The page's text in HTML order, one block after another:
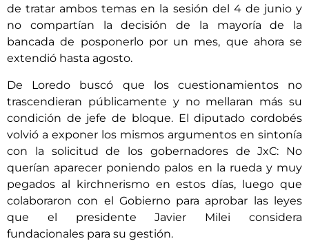
de tratar ambos temas en la sesión del 4 de junio y
no compartían la decisión de la mayoría de la
bancada de posponerlo por un mes, que ahora se
extendió hasta agosto.
De Loredo buscó que los cuestionamientos no
trascendieran públicamente y no mellaran más su
condición de jefe de bloque. El diputado cordobés
volvió a exponer los mismos argumentos en sintonía
con la solicitud de los gobernadores de JxC: No
querían aparecer poniendo palos en la rueda y muy
pegados al kirchnerismo en estos días, luego que
colaboraron con el Gobierno para aprobar las leyes
que el presidente Javier Milei considera
fundacionales para su gestión.